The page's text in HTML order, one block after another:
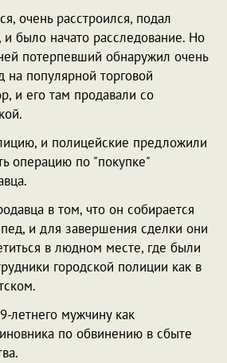
очень расстроился, подал
было начато расследование. Но
потерпевший обнаружил очень
популярной торговой
и его там продавали со
и полицейские предложили
операцию по "покупке"
в том, что он собирается
и для завершения сделки они
в людном месте, где были
городской полиции как в
летнего мужчину как
по обвинению в сбыте